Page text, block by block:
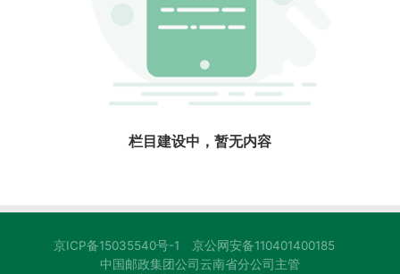
栏目建设中，暂无内容
京ICP备15035540号-1 京公网安备110401400185
中国邮政集团公司云南省分公司主管